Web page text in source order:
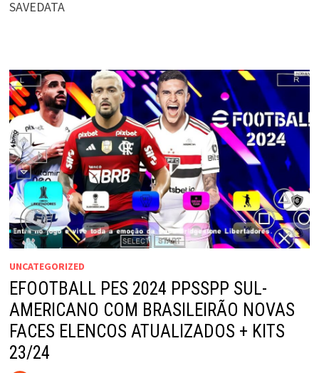
SAVEDATA
UNCATEGORIZED
EFOOTBALL PES 2024 PPSSPP SUL-
AMERICANO COM BRASILEIRÃO NOVAS
FACES ELENCOS ATUALIZADOS + KITS
23/24